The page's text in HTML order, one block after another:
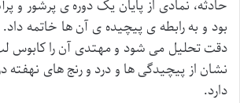
حادثه، نمادی از پایان یک دوره ی پرشور و
بود و به رابطه ی پیچیده ی آن ها خاتمه داد.
دقت تحلیل می شود و مهتدی آن را کابوس
نشان از پیچیدگی ها و درد و رنج های
دارد.